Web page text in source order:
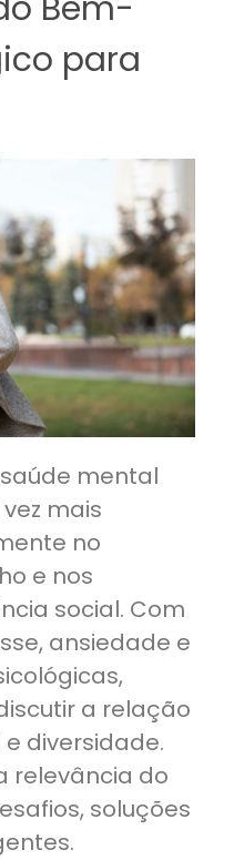
para
mental
mais
no
e nos
social. Com
ansiedade e
a relação
diversidade.
relevância do
soluções